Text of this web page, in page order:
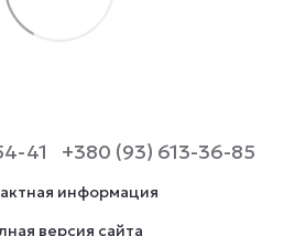
41 +380 (93) 613-36-85
информация
версия сайта